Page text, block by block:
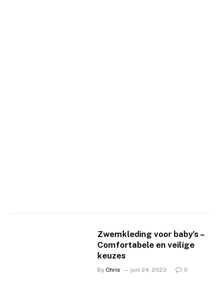
Zwemkleding voor baby’s –
Comfortabele en veilige
keuzes
By Chris juni 24, 2023 0